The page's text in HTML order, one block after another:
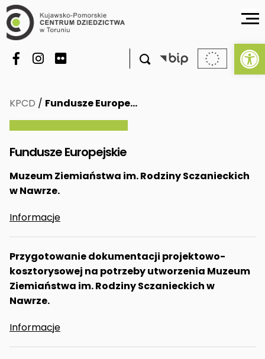

KPCD / Fundusze Europe…
Fundusze Europejskie
Muzeum Ziemiaństwa im. Rodziny Sczanieckich
w Nawrze.
Informacje
Przygotowanie dokumentacji projektowo-
kosztorysowej na potrzeby utworzenia Muzeum
Ziemiaństwa im. Rodziny Sczanieckichw
Nawrze.
Informacje